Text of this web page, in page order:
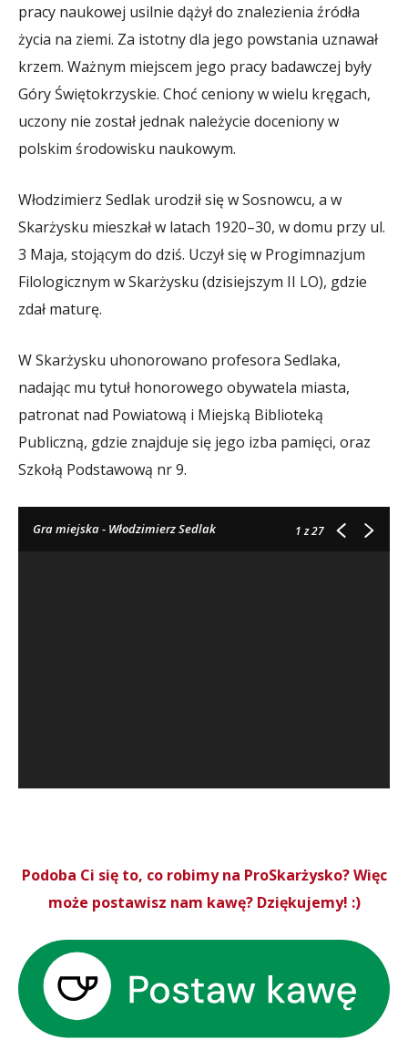
pracy naukowej usilnie dążył do znalezienia źródła
życia na ziemi. Za istotny dla jego powstania uznawał
krzem. Ważnym miejscem jego pracy badawczej były
Góry Świętokrzyskie. Choć ceniony w wielu kręgach,
uczony nie został jednak należycie doceniony w
polskim środowisku naukowym.
Włodzimierz Sedlak urodził się w Sosnowcu, a w
Skarżysku mieszkał w latach 1920–30, w domu przy ul.
3 Maja, stojącym do dziś. Uczył się w Progimnazjum
Filologicznym w Skarżysku (dzisiejszym II LO), gdzie
zdał maturę.
W Skarżysku uhonorowano profesora Sedlaka,
nadając mu tytuł honorowego obywatela miasta,
patronat nad Powiatową i Miejską Biblioteką
Publiczną, gdzie znajduje się jego izba pamięci, oraz
Szkołą Podstawową nr 9.
Gra miejska - Włodzimierz Sedlak 1z 27
Podoba Ci się to, co robimy na ProSkarżysko? Więc
może postawisz nam kawę? Dziękujemy! :)